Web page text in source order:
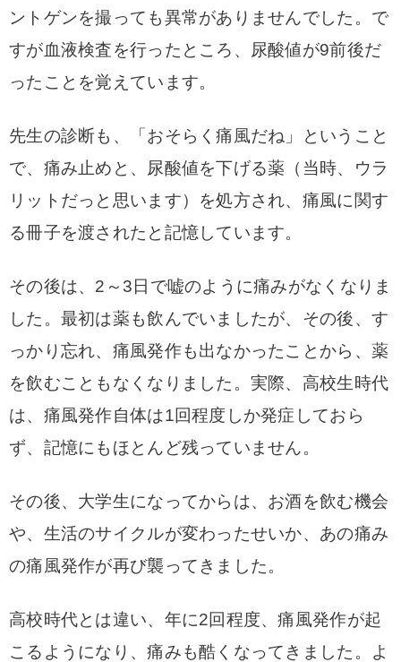
ントゲンを撮っても異常がありませんでした。で
すが血液検査を行ったところ、尿酸値が9前後だ
ったことを覚えています。
先生の診断も、「おそらく痛風だね」ということ
で、痛み止めと、尿酸値を下げる薬（当時、ウラ
リットだっと思います）を処方され、痛風に関す
る冊子を渡されたと記憶しています。
その後は、2～3日で嘘のように痛みがなくなりま
した。最初は薬も飲んでいましたが、その後、す
っかり忘れ、痛風発作も出なかったことから、薬
を飲むこともなくなりました。 実際、高校生時代
は、痛風発作自体は1回程度しか発症しておら
ず、記憶にもほとんど残っていません。
その後、大学生になってからは、お酒を飲む機会
や、生活のサイクルが変わったせいか、あの痛み
の痛風発作が再び襲ってきました。
高校時代とは違い、年に2回程度、痛風発作が起
こるようになり、痛みも酷くなってきました。
よ